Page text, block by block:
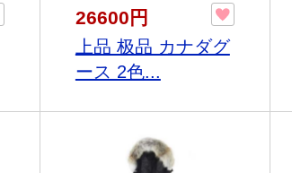
26600円
上品 极品 カナダグ
ース 2色...